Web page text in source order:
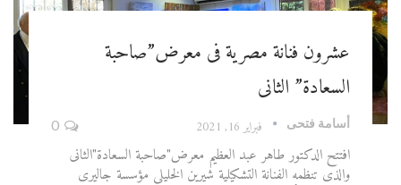
عشرون فنانة مصرية فى معرض”صاحبة
السعادة” الثانى
أسامة فتحى فبراير 16, 2021 0
افتتح الدكتور طاهر عبد العظيم معرض"صاحبة السعادة"الثانى
والذى تنظمه الفنانة التشكيلية شيرين الخليلى مؤسسة جاليرى